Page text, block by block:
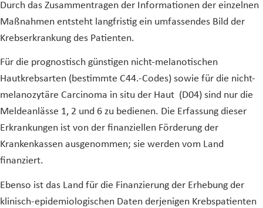
Durch das Zusammentragen der Informationen der einzelnen
Maßnahmen entsteht langfristig ein umfassendes Bild der
Krebserkrankung des Patienten.
Für die prognostisch günstigen nicht-melanotischen
Hautkrebsarten (bestimmte C44.-Codes) sowie für die nicht-
melanozytäre Carcinoma in situ der Haut (D04) sind nur die
Meldeanlässe 1, 2 und 6 zu bedienen. Die Erfassung dieser
Erkrankungen ist von der finanziellen Förderung der
Krankenkassen ausgenommen; sie werden vom Land
finanziert.
Ebenso ist das Land für die Finanzierung der Erhebung der
klinisch-epidemiologischen Daten derjenigen Krebspatienten